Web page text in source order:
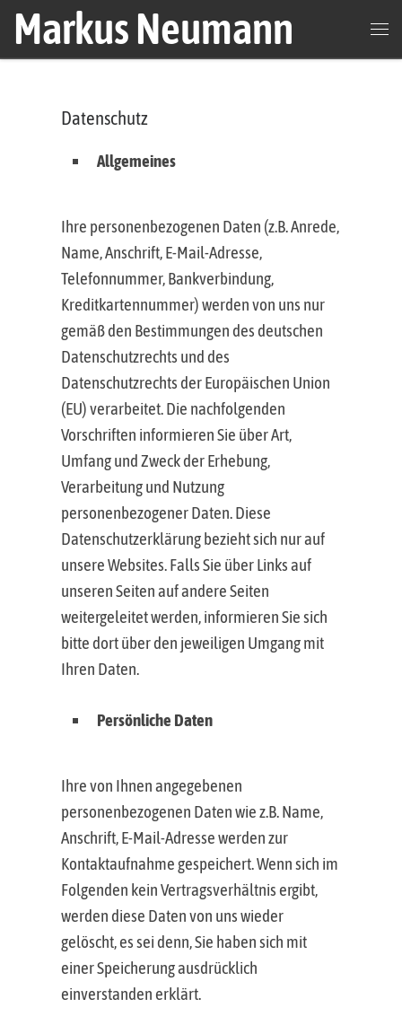
Zum Inhalt springen
Markus Neumann
Datenschutz
Allgemeines
Ihre personenbezogenen Daten (z.B. Anrede,
Name, Anschrift, E-Mail-Adresse,
Telefonnummer, Bankverbindung,
Kreditkartennummer) werden von uns nur
gemäß den Bestimmungen des deutschen
Datenschutzrechts und des
Datenschutzrechts der Europäischen Union
(EU) verarbeitet. Die nachfolgenden
Vorschriften informieren Sie über Art,
Umfang und Zweck der Erhebung,
Verarbeitung und Nutzung
personenbezogener Daten. Diese
Datenschutzerklärung bezieht sich nur auf
unsere Websites. Falls Sie über Links auf
unseren Seiten auf andere Seiten
weitergeleitet werden, informieren Sie sich
bitte dort über den jeweiligen Umgang mit
Ihren Daten.
Persönliche Daten
Ihre von Ihnen angegebenen
personenbezogenen Daten wie z.B. Name,
Anschrift, E-Mail-Adresse werden zur
Kontaktaufnahme gespeichert. Wenn sich im
Folgenden kein Vertragsverhältnis ergibt,
werden diese Daten von uns wieder
gelöscht, es sei denn, Sie haben sich mit
einer Speicherung ausdrücklich
einverstanden erklärt.